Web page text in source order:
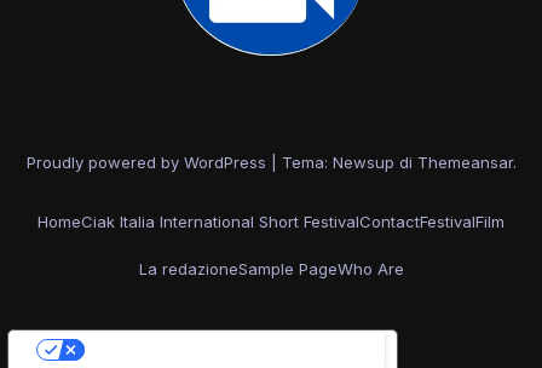
Proudly powered by WordPress Tema: Newsup di Themeansar.
HomeCiak Italia International Short FestivalContactFestivalFilm
La redazioneSample PageWho Are